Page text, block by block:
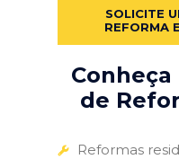
SOLICITE
REFORMA
de
Reformas